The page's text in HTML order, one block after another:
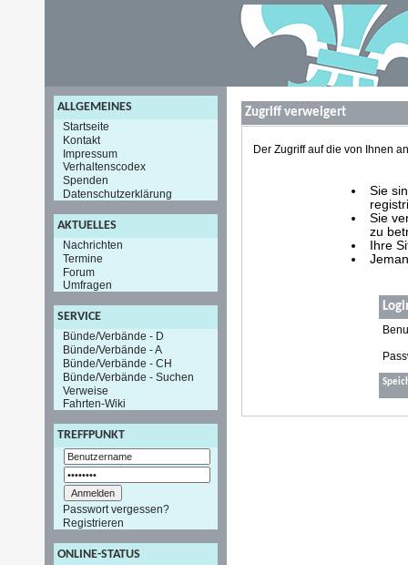
ALLGEMEINES
Startseite
Kontakt
Impressum
Verhaltenscodex
Spenden
Datenschutzerklärung
AKTUELLES
Nachrichten
Termine
Forum
Umfragen
SERVICE
Bünde/Verbände - D
Bünde/Verbände - A
Bünde/Verbände - CH
Bünde/Verbände - Suchen
Verweise
Fahrten-Wiki
TREFFPUNKT
Passwort vergessen?
Registrieren
ONLINE-STATUS
Zugriff verweigert
Der Zugriff auf die von Ihnen
Sie
Sie
zu
Ihre